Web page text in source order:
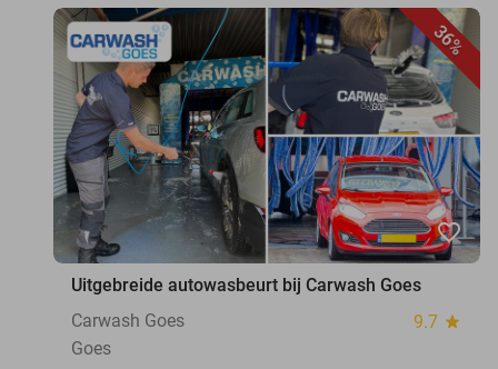
36%
favorite_border
Uitgebreide autowasbeurt bij Carwash Goes
Carwash Goes
9.7 star
Goes